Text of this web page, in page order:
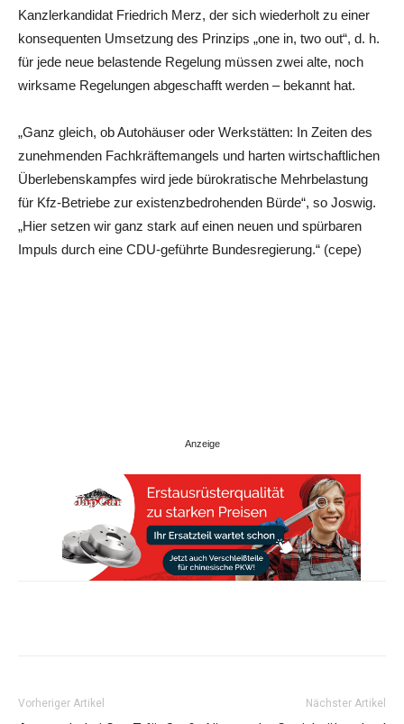
Kanzlerkandidat Friedrich Merz, der sich wiederholt zu einer
konsequenten Umsetzung des Prinzips „one in, two out“, d. h.
für jede neue belastende Regelung müssen zwei alte, noch
wirksame Regelungen abgeschafft werden – bekannt hat.
„Ganz gleich, ob Autohäuser oder Werkstätten: In Zeiten des
zunehmenden Fachkräftemangels und harten wirtschaftlichen
Überlebenskampfes wird jede bürokratische Mehrbelastung
für Kfz-Betriebe zur existenzbedrohenden Bürde“, so Joswig.
„Hier setzen wir ganz stark auf einen neuen und spürbaren
Impuls durch eine CDU-geführte Bundesregierung.“ (cepe)
Vorheriger Artikel Nächster Artikel